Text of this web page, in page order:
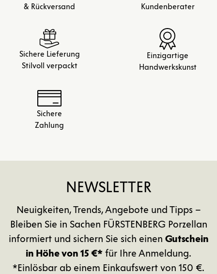
& Rückversand
Kundenberater
Sichere Lieferung
Stilvoll verpackt
Einzigartige
Handwerkskunst
Sichere
Zahlung
NEWSLETTER
Neuigkeiten, Trends, Angebote und Tipps –
Bleiben Sie in Sachen FÜRSTENBERG Porzellan
informiert und sichern Sie sich einen Gutschein
in Höhe von 15 €* für Ihre Anmeldung.
*Einlösbar ab einem Einkaufswert von 150 €.